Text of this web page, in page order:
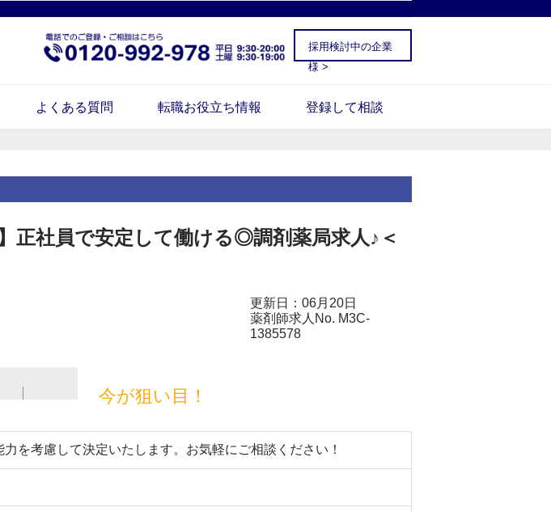
採用検討中の企業
様 >
よくある質問 転職お役立ち情報 登録して相談
正社員で安定して働ける◎調剤薬局求人♪＜
更新日：06月20日
薬剤師求人No. M3C-
1385578
今が狙い目！
を考慮して決定いたします。お気軽にご相談ください！